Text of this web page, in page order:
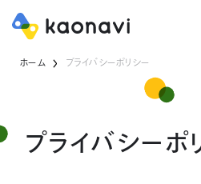
ホーム プライバシーポリシー
プライバシーポ